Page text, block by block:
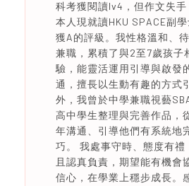
科考獲閱讀lv4，但作文失手
本人現就讀HKU SPACE副
獲A的評級。我性格溫和、
兼職，累積了與2至7歲孩子
驗，能靈活運用引導與啟發
通，擅長以生動有趣的方式
外，我曾於中學兼職視藝
高中學生整理與完善作品，
年溝通、引導他們有系統地
巧。 我處事守時、態度有禮
且認真負責，期望能有機會
信心，在學業上穩步成長。